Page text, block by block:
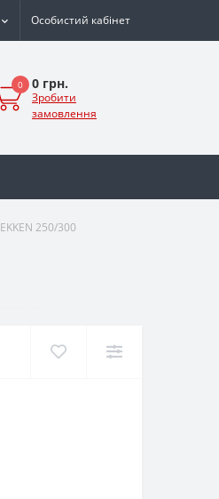
Особистий кабінет
0 0 грн.
Зробити
замовлення
250/300